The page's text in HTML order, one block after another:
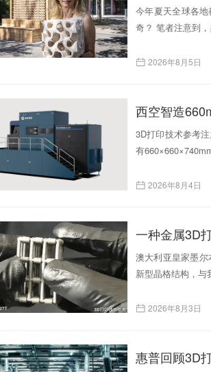
今年夏天全球各
奇？ 笔者注意到
2026年8月5日
西空智造
3D打印技术参考
有
2026年8月4日
一种金属3D
澳大利亚皇家墨
新型晶格结构，
2026年8月3日
惠普回顾3D